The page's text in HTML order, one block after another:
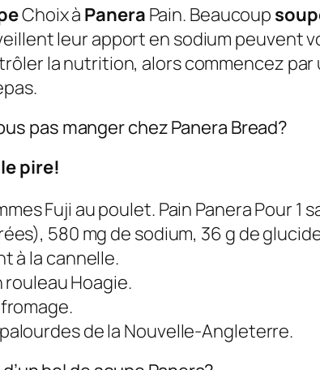
Choix à Panera Pain. Beaucoup
leur apport en sodium peuvent
la nutrition, alors commencez par
pas manger chez Panera Bread?
pire!
Fuji au poulet. Pain Panera Pour
580 mg de sodium, 36 g de
à la cannelle.
rouleau Hoagie.
de la Nouvelle-Angleterre.